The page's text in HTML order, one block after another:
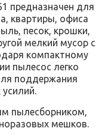
предназначен для
квартиры, офиса
песок, крошки,
мелкий мусор с
компактному
пылесос легко
поддержания
пылесборником,
мешков.